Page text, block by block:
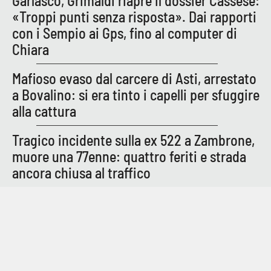
«Troppi punti senza risposta». Dai rapporti
con i Sempio ai Gps, fino al computer di
Chiara
Mafioso evaso dal carcere di Asti, arrestato
a Bovalino: si era tinto i capelli per sfuggire
alla cattura
Tragico incidente sulla ex 522 a Zambrone,
muore una 77enne: quattro feriti e strada
ancora chiusa al traffico